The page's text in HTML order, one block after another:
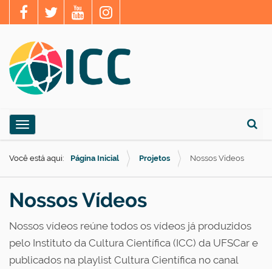
Busca
Toggle navigation
Você está aqui: Página Inicial Projetos Nossos Vídeos
Nossos Vídeos
Nossos vídeos reúne todos os vídeos já produzidos
pelo Instituto da Cultura Científica (ICC) da UFSCar e
publicados na playlist Cultura Científica no canal